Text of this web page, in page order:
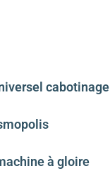
cabotinage
à gloire